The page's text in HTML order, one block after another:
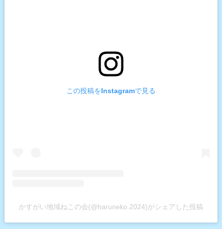
この投稿をInstagramで見る
かすがい地域ねこの会(@haruneko.2024)がシェアした投稿